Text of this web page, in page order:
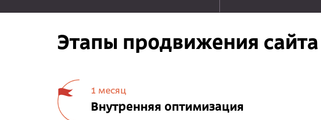
Этапы продвижения сайта
1 месяц
Внутренняя оптимизация